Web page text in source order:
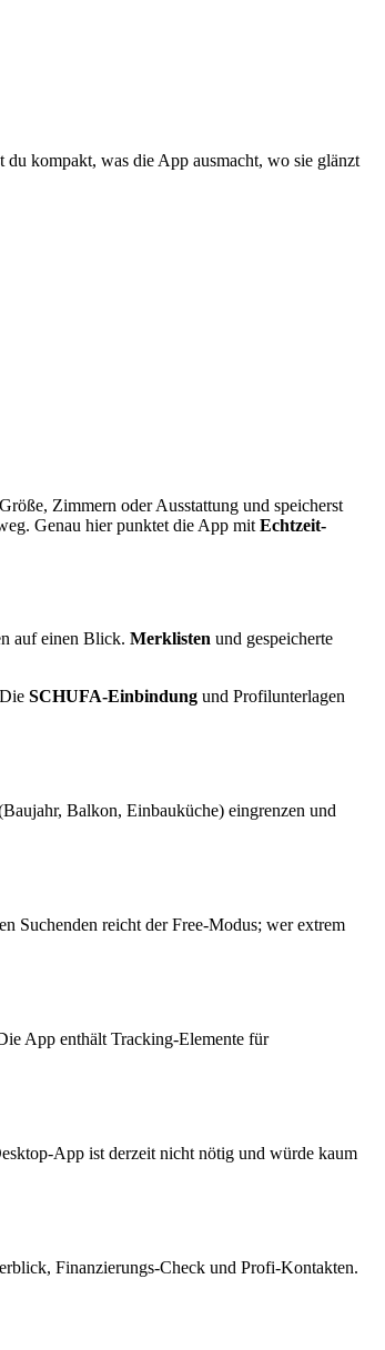
kompakt, was die App ausmacht, wo sie glänzt
Zimmern oder Ausstattung und speicherst
Genau hier punktet die App mit Echtzeit-
auf einen Blick. Merklisten und gespeicherte
SCHUFA-Einbindung und Profilunterlagen
Balkon, Einbauküche) eingrenzen und
Suchenden reicht der Free-Modus; wer extrem
App enthält Tracking-Elemente für
App ist derzeit nicht nötig und würde kaum
Finanzierungs-Check und Profi-Kontakten.